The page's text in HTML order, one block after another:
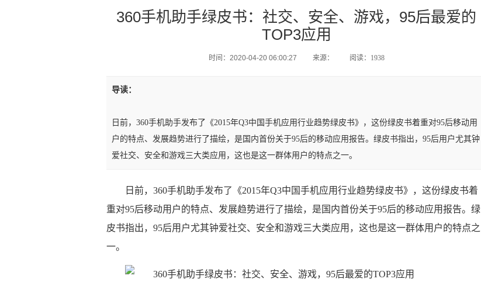
360手机助手绿皮书：社交、安全、游戏，95后最爱的
TOP3应用
时间：2020-04-20 06:00:27 来源： 阅读：1938
导读：
日前，360手机助手发布了《2015年Q3中国手机应用行业趋势绿皮书》，这份绿皮书着重对95后移动用
户的特点、发展趋势进行了描绘，是国内首份关于95后的移动应用报告。绿皮书指出，95后用户尤其钟
爱社交、安全和游戏三大类应用，这也是这一群体用户的特点之一。
日前，360手机助手发布了《2015年Q3中国手机应用行业趋势绿皮书》，这份绿皮书着
重对95后移动用户的特点、发展趋势进行了描绘，是国内首份关于95后的移动应用报告。绿
皮书指出，95后用户尤其钟爱社交、安全和游戏三大类应用，这也是这一群体用户的特点之
一。